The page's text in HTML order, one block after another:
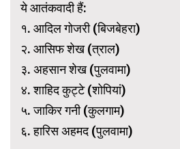
ये आतंकवादी हैं:
१. आदिल गोजरी (बिजबेहरा)
२. आसिफ शेख (त्राल)
३. अहसान शेख (पुलवामा)
४. शाहिद कुट्टे (शोपियां)
५. जाकिर गनी (कुलगाम)
६. हारिस अहमद (पुलवामा)